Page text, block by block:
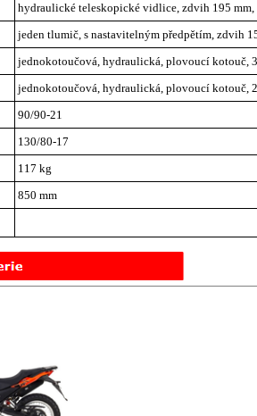
hydraulické teleskopické vidlice, zdvih 195 mm,
jeden tlumič, s nastavitelným předpětím, zdvih
jednokotoučová, hydraulická, plovoucí kotouč,
jednokotoučová, hydraulická, plovoucí kotouč,
90/90-21
130/80-17
117 kg
850 mm